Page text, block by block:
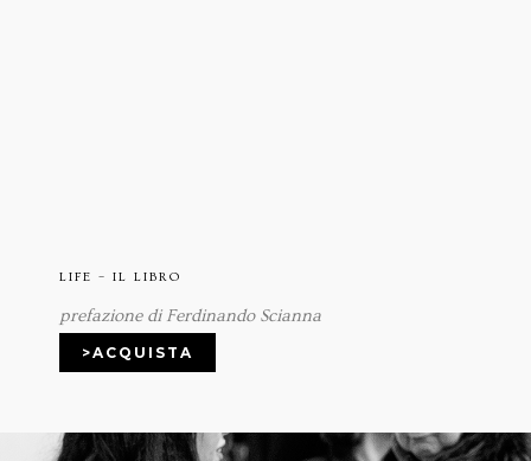
LIFE – IL LIBRO
prefazione di Ferdinando Scianna
>ACQUISTA